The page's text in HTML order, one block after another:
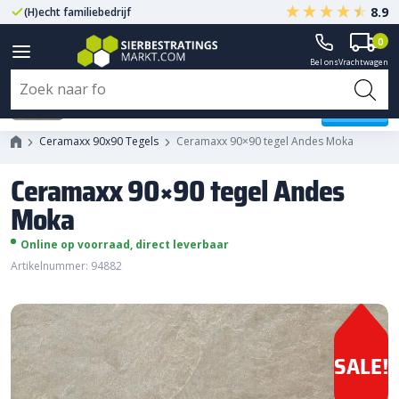
(H)echt familiebedrijf Gegarandeerd A-kwaliteit
8.9
Bel onsVrachtwagen
0
Ceramaxx 90x90 Tegels Ceramaxx 90×90 tegel Andes Moka
Ceramaxx 90×90 tegel Andes
Moka
Online op voorraad, direct leverbaar
Artikelnummer: 94882
SALE!
Ceramaxx 90x90 tegel Andes
Moka